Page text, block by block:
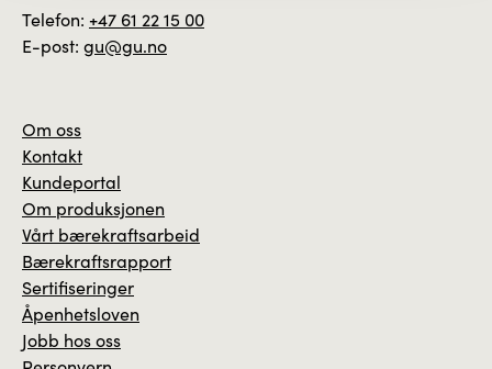
Telefon: +47 61 22 15 00
E-post: gu@gu.no
Om oss
Kontakt
Kundeportal
Om produksjonen
Vårt bærekraftsarbeid
Bærekraftsrapport
Sertifiseringer
Åpenhetsloven
Jobb hos oss